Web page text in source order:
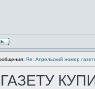
Re: Апрельский номер